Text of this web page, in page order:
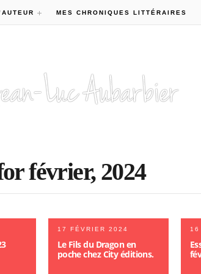
MES CHRONIQUES LITTÉRAIRES
février, 2024
17 FÉVRIER 2024
Le Fils du Dragon en
poche chez City éditions.
16